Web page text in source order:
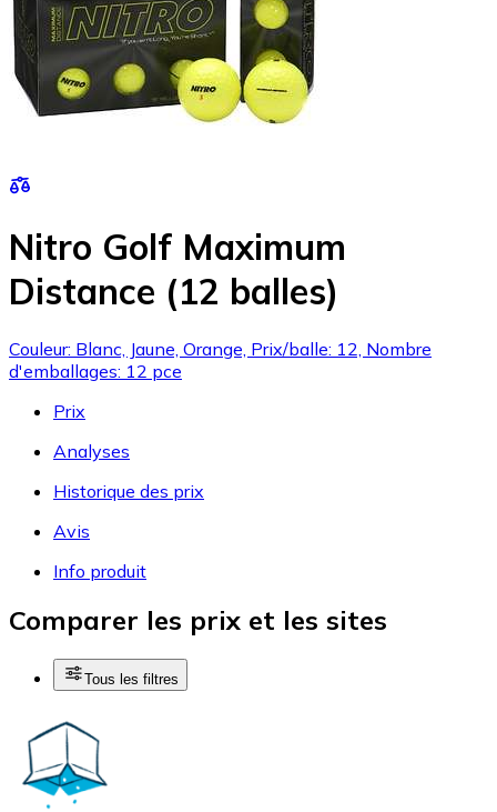
Nitro Golf Maximum
Distance (12 balles)
Couleur: Blanc, Jaune, Orange, Prix/balle: 12, Nombre
d'emballages: 12 pce
Prix
Analyses
Historique des prix
Avis
Info produit
Comparer les prix et les sites
Tous les filtres